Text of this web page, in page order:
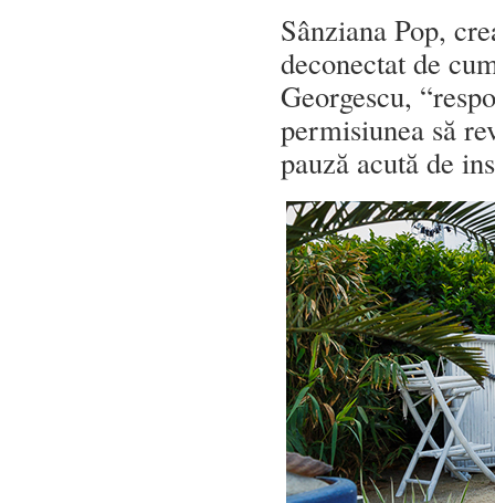
Sânziana Pop,
deconectat de
Georgescu,
permisiunea să
pauză acută de